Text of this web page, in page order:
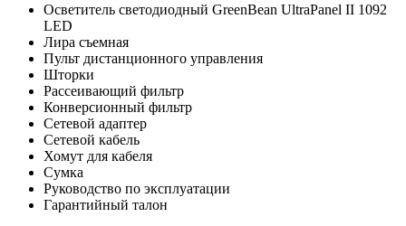
Осветитель светодиодный GreenBean UltraPanel II 1092
LED
Лира съемная
Пульт дистанционного управления
Шторки
Рассеивающий фильтр
Конверсионный фильтр
Сетевой адаптер
Сетевой кабель
Хомут для кабеля
Сумка
Руководство по эксплуатации
Гарантийный талон